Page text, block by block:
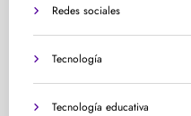
Redes sociales
Tecnología
Tecnología educativa